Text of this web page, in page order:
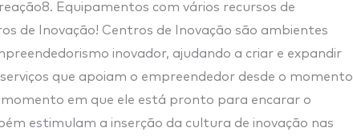
Equipamentos com vários recursos de
de Inovação! Centros de Inovação são ambientes
inovador, ajudando a criar e expandir
que apoiam o empreendedor desde o momento
em que ele está pronto para encarar o
estimulam a inserção da cultura de inovação nas